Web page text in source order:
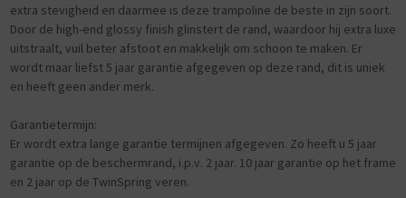
extra stevigheid en daarmee is deze trampoline de beste in zijn soort.
Door de high-end glossy finish glinstert de rand, waardoor hij extra luxe
uitstraalt, vuil beter afstoot en makkelijk om schoon te maken. Er
wordt maar liefst 5 jaar garantie afgegeven op deze rand, dit is uniek
en heeft geen ander merk.
Garantietermijn:
Er wordt extra lange garantie termijnen afgegeven. Zo heeft u 5 jaar
garantie op de beschermrand, i.p.v. 2 jaar. 10 jaar garantie op het frame
en 2 jaar op de TwinSpring veren.